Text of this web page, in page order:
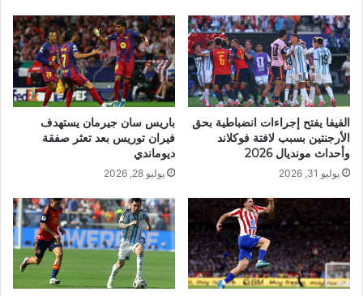
الفيفا يفتح إجراءات انضباطية بحق
الأرجنتين بسبب لافتة فوكلاند
وأحداث مونديال 2026
يوليو 31, 2026
باريس سان جيرمان يستهدف
فيران توريس بعد تعثر صفقة
ديوماندي
يوليو 28, 2026